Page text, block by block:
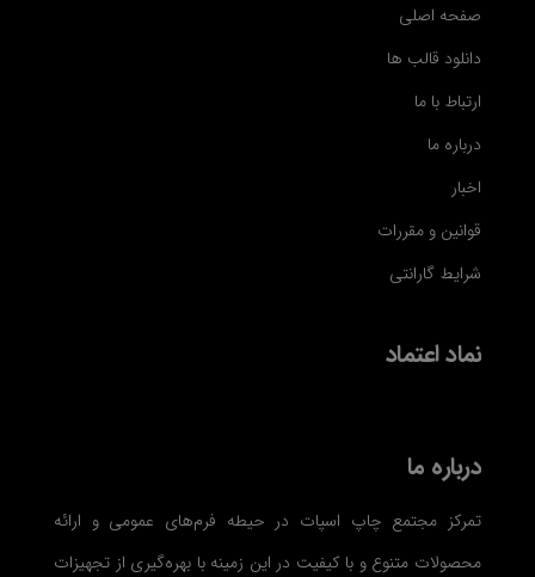
صفحه اصلی
دانلود قالب ها
ارتباط با ما
درباره ما
اخبار
قوانین و مقررات
شرایط گارانتی
نماد اعتماد
درباره ما
تمرکز مجتمع چاپ اسپات در حیطه فرم‌های عمومی و ارائه
محصولات متنوع و با کیفیت در این زمینه با بهره‌گیری از تجهیزات